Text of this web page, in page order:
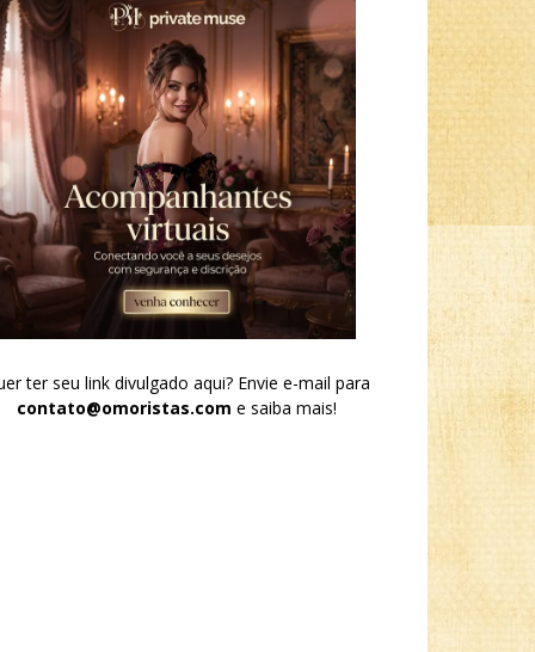
ter seu link divulgado aqui? Envie e-mail para
contato@omoristas.com e saiba mais!